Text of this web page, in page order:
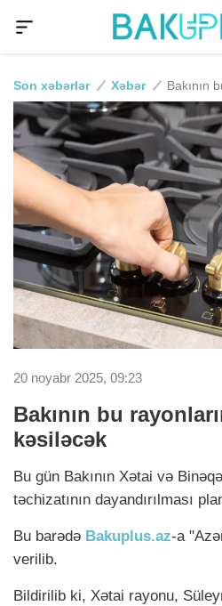
Son xəbərlər Xəbər
20 noyabr 2025, 09:23
Bakının bu
kəsiləcək
Bu gün Bakının Xətai və
təchizatının dayandırılması
Bu barədə Bakuplus.az-a
verilib.
Bildirilib ki, Xətai rayonu,